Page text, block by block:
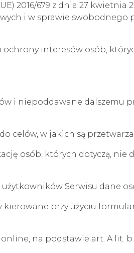
2016/679 z dnia 27 kwietnia
i w sprawie swobodnego
interesów osób,
i niepoddawane dalszemu
celów, w jakich są
osób, których dotyczą, nie
Serwisu dane
przy użyciu
na podstawie art. A lit. b